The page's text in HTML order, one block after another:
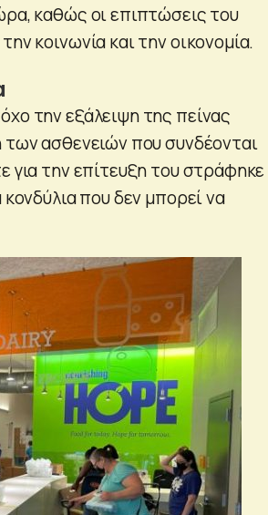
καθώς οι επιπτώσεις του
κοινωνία και την οικονομία.
την εξάλειψη της πείνας
των ασθενειών που συνδέονται
για την επίτευξη του στράφηκε
που δεν μπορεί να